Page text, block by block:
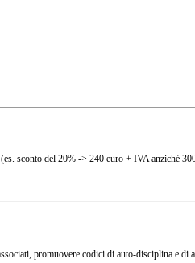
sconto del 20% -> 240 euro + IVA anziché
promuovere codici di auto-disciplina e di